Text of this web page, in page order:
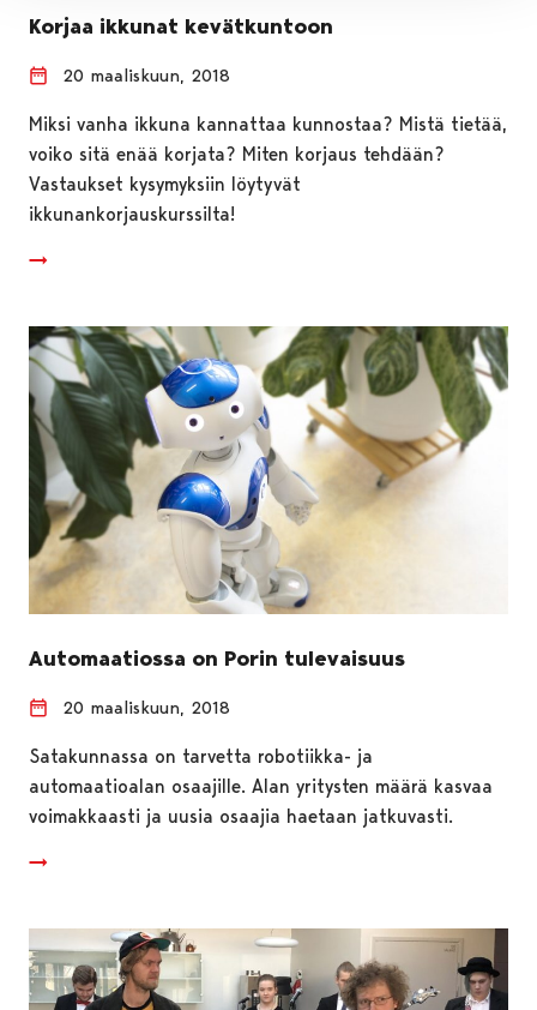
Korjaa ikkunat kevätkuntoon
20 maaliskuun, 2018
Miksi vanha ikkuna kannattaa kunnostaa? Mistä tietää,
voiko sitä enää korjata? Miten korjaus tehdään?
Vastaukset kysymyksiin löytyvät
ikkunankorjauskurssilta!
Automaatiossa on Porin tulevaisuus
20 maaliskuun, 2018
Satakunnassa on tarvetta robotiikka- ja
automaatioalan osaajille. Alan yritysten määrä kasvaa
voimakkaasti ja uusia osaajia haetaan jatkuvasti.